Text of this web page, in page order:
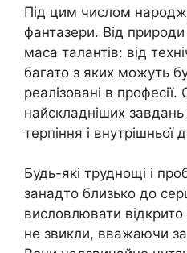
Під цим числом
фантазери. Від
маса талантів: від
багато з яких можуть
реалізовані в
найскладніших
терпіння і внутрішньої
Будь-які труднощі і
занадто близько до
висловлювати
не звикли, вважаючи